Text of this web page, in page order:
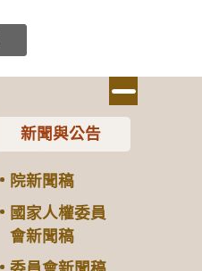
新聞與公告
院新聞稿
國家人權委員
會新聞稿